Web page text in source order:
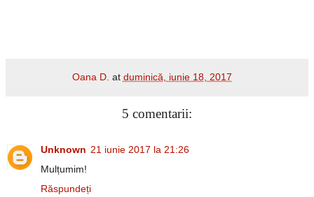
Oana D. at duminică, iunie 18, 2017
5 comentarii:
Unknown 21 iunie 2017 la 21:26
Mulțumim!
Răspundeți